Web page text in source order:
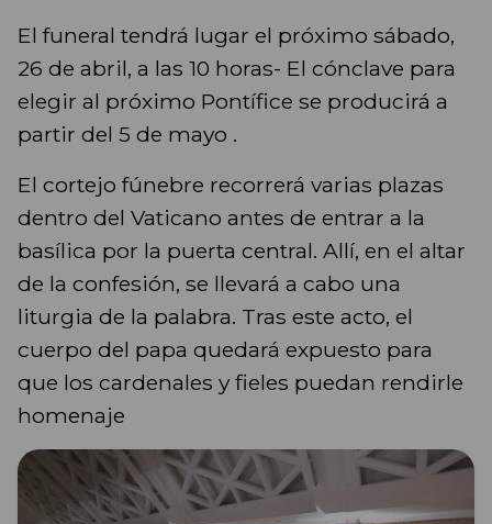
El funeral tendrá lugar el próximo sábado,
26 de abril, a las 10 horas- El cónclave para
elegir al próximo Pontífice se producirá a
partir del 5 de mayo .
El cortejo fúnebre recorrerá varias plazas
dentro del Vaticano antes de entrar a la
basílica por la puerta central. Allí, en el altar
de la confesión, se llevará a cabo una
liturgia de la palabra. Tras este acto, el
cuerpo del papa quedará expuesto para
que los cardenales y fieles puedan rendirle
homenaje